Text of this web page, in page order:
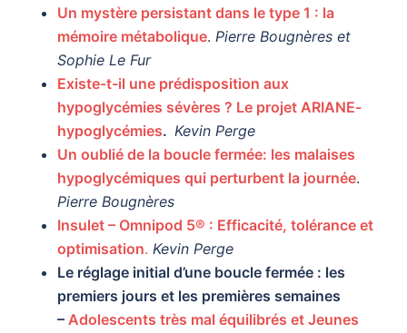
Un mystère persistant dans le type 1 : la
mémoire métabolique. Pierre Bougnères et
Sophie Le Fur
Existe-t-il une prédisposition aux
hypoglycémies sévères ? Le projet ARIANE-
hypoglycémies. Kevin Perge
Un oublié de la boucle fermée: les malaises
hypoglycémiques qui perturbent la journée.
Pierre Bougnères
Insulet – Omnipod 5® : Efficacité, tolérance et
optimisation. Kevin Perge
Le réglage initial d’une boucle fermée : les
premiers jours et les premières semaines
– Adolescents très mal équilibrés et Jeunes